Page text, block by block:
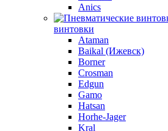
Anics
винтовки
Ataman
Baikal (Ижевск)
Borner
Crosman
Edgun
Gamo
Hatsan
Horhe-Jager
Kral